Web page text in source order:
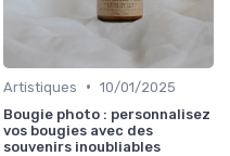
Artistiques • 10/01/2025
Bougie photo : personnalisez
vos bougies avec des
souvenirs inoubliables